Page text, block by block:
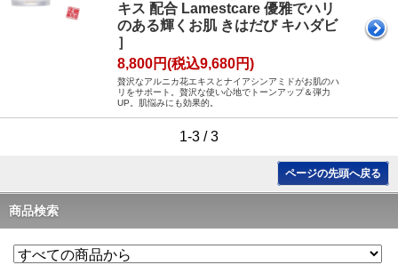
キス 配合 Lamestcare 優雅でハリ
のある輝くお肌 きはだび キハダビ
］
8,800円(税込9,680円)
贅沢なアルニカ花エキスとナイアシンアミドがお肌のハ
リをサポート。贅沢な使い心地でトーンアップ＆弾力
UP。肌悩みにも効果的。
1-3 / 3
ページの先頭へ戻る
商品検索